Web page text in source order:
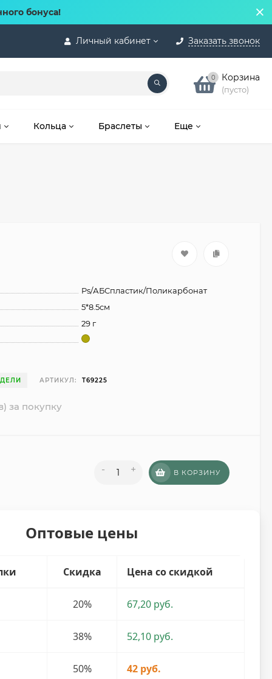
бонуса!
Личный кабинет Заказать звонок
0 Корзина
(пусто)
Кольца Браслеты Еще
Ps/АБСпластик/Поликарбонат
5*8.5см
29 г
АРТИКУЛ: T69225
за покупку
- + В КОРЗИНУ
Оптовые цены
Скидка Цена со скидкой
20% 67,20 руб.
38% 52,10 руб.
50% 42 руб.